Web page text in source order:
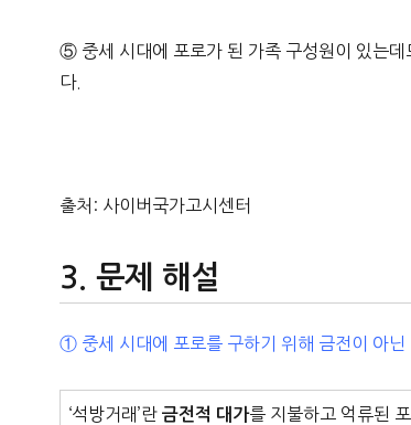
⑤ 중세 시대에 포로가 된 가족 구성원이 있는데
다.
출처: 사이버국가고시센터
문제 해설
① 중세 시대에 포로를 구하기 위해 금전이 아닌
‘석방거래’란금전적 대가를 지불하고 억류된